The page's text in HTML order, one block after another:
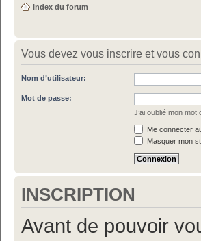
Index du forum
Vous devez vous inscrire et vous
Nom d’utilisateur:
Mot de passe:
J’ai oublié mon mot
Me connecter
Masquer mon
INSCRIPTION
Avant de pouvoir